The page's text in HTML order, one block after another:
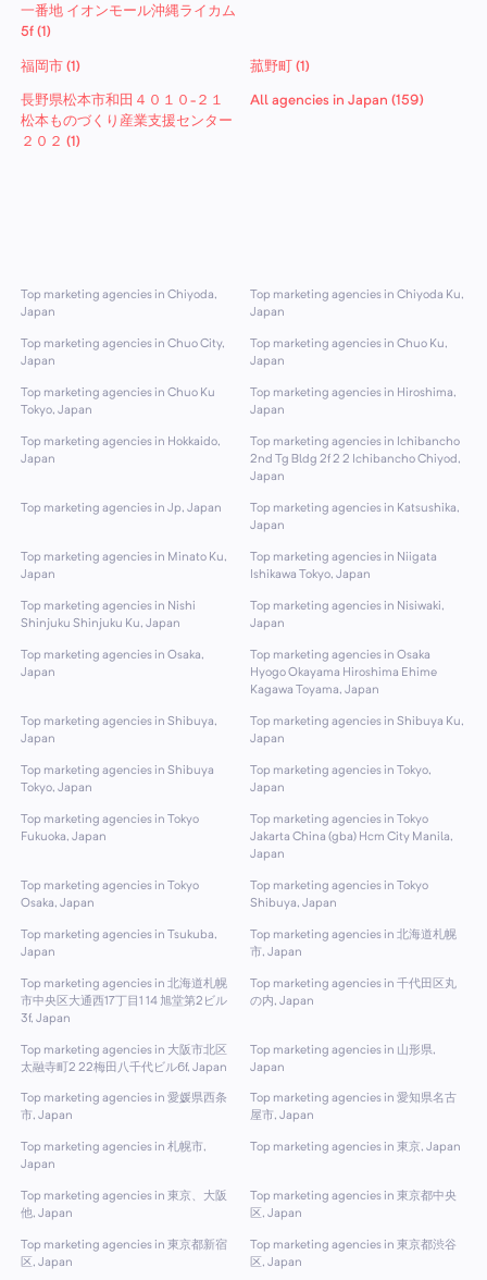
一番地 イオンモール沖縄ライカム
5f (1)
福岡市 (1) 菰野町 (1)
長野県松本市和田４０１０−２１
松本ものづくり産業支援センター
２０２ (1)
All agencies in Japan (159)
Top marketing agencies in Chiyoda,
Japan
Top marketing agencies in Chiyoda Ku,
Japan
Top marketing agencies in Chuo City,
Japan
Top marketing agencies in Chuo Ku,
Japan
Top marketing agencies in Chuo Ku
Tokyo, Japan
Top marketing agencies in Hiroshima,
Japan
Top marketing agencies in Hokkaido,
Japan
Top marketing agencies in Ichibancho
2nd Tg Bldg 2f 2 2 Ichibancho Chiyod,
Japan
Top marketing agencies in Jp, Japan
Top marketing agencies in Katsushika,
Japan
Top marketing agencies in Minato Ku,
Japan
Top marketing agencies in Niigata
Ishikawa Tokyo, Japan
Top marketing agencies in Nishi
Shinjuku Shinjuku Ku, Japan
Top marketing agencies in Nisiwaki,
Japan
Top marketing agencies in Osaka,
Japan
Top marketing agencies in Osaka
Hyogo Okayama Hiroshima Ehime
Kagawa Toyama, Japan
Top marketing agencies in Shibuya,
Japan
Top marketing agencies in Shibuya Ku,
Japan
Top marketing agencies in Shibuya
Tokyo, Japan
Top marketing agencies in Tokyo,
Japan
Top marketing agencies in Tokyo
Fukuoka, Japan
Top marketing agencies in Tokyo
Jakarta China (gba) Hcm City Manila,
Japan
Top marketing agencies in Tokyo
Osaka, Japan
Top marketing agencies in Tokyo
Shibuya, Japan
Top marketing agencies in Tsukuba,
Japan
Top marketing agencies in 北海道札幌
市, Japan
Top marketing agencies in 北海道札幌
市中央区大通西17丁目1 14 旭堂第2ビル
3f, Japan
Top marketing agencies in 千代田区丸
の内, Japan
Top marketing agencies in 大阪市北区
太融寺町2 22梅田八千代ビル6f, Japan
Top marketing agencies in 山形県,
Japan
Top marketing agencies in 愛媛県西条
市, Japan
Top marketing agencies in 愛知県名古
屋市, Japan
Top marketing agencies in 札幌市,
Japan
Top marketing agencies in 東京, Japan
Top marketing agencies in 東京、大阪
他, Japan
Top marketing agencies in 東京都中央
区, Japan
Top marketing agencies in 東京都新宿
区, Japan
Top marketing agencies in 東京都渋谷
区, Japan